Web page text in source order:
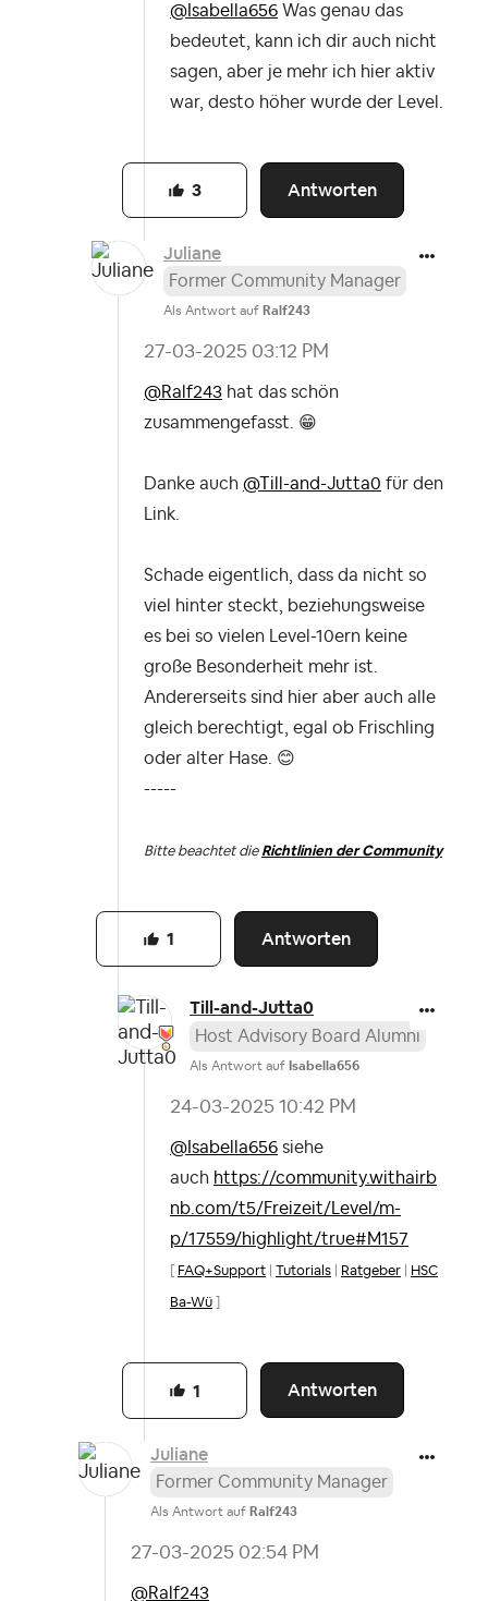
@Isabella656 Was genau das
bedeutet, kann ich dir auch nicht
sagen, aber je mehr ich hier aktiv
war, desto höher wurde der Level.
Antworten
3
Juliane
Former Community Manager
Als Antwort auf Ralf243
‎27-03-2025 03:12 PM
@Ralf243 hat das schön
zusammengefasst. 😁
Danke auch @Till-and-Jutta0 für den
Link.
Schade eigentlich, dass da nicht so
viel hinter steckt, beziehungsweise
es bei so vielen Level-10ern keine
große Besonderheit mehr ist.
Andererseits sind hier aber auch alle
gleich berechtigt, egal ob Frischling
oder alter Hase. 😊
-----
Bitte beachtet die Richtlinien der Community
Antworten
1
Till-and-Jutta0
Host Advisory Board Alumni
Als Antwort auf Isabella656
‎24-03-2025 10:42 PM
@Isabella656 siehe
auch https://community.withairb
nb.com/t5/Freizeit/Level/m-
p/17559/highlight/true#M157
FAQ+Support Tutorials Ratgeber HSC
Ba-Wü
Antworten
1
Juliane
Former Community Manager
Als Antwort auf Ralf243
‎27-03-2025 02:54 PM
@Ralf243